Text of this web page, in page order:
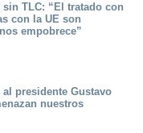
TLC: “El tratado con
con la UE son
empobrece”
presidente Gustavo
nuestros